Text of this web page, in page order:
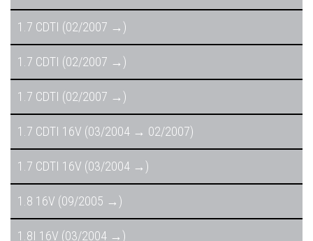
1.7 CDTI (02/2007 →)
1.7 CDTI (02/2007 →)
1.7 CDTI (02/2007 →)
1.7 CDTI 16V (03/2004 → 02/2007)
1.7 CDTI 16V (03/2004 →)
1.8 16V (09/2005 →)
1.8I 16V (03/2004 →)